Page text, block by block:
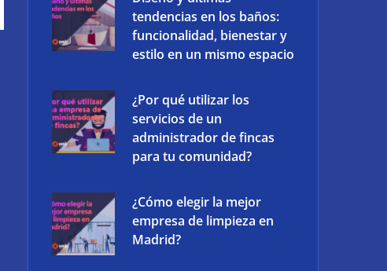
tendencias en los baños:
funcionalidad, bienestar y
estilo en un mismo espacio
¿Por qué utilizar los
servicios de un
administrador de fincas
para tu comunidad?
¿Cómo elegir la mejor
empresa de limpieza en
Madrid?